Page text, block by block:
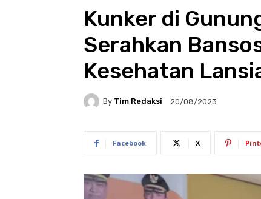
Kunker di
Serahkan
Kesehatan
By Tim Redaksi 20/08/2023
Facebook X